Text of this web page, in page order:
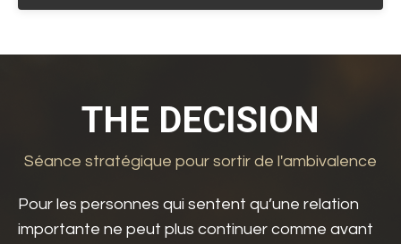
THE DECISION
Séance stratégique pour sortir de l'ambivalence
Pour les personnes qui sentent qu’une relation
importante ne peut plus continuer comme avant